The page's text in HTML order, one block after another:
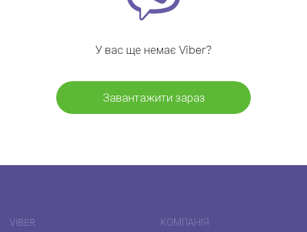
У вас ще немає Viber?
Завантажити зараз
VIBER КОМПАНІЯ